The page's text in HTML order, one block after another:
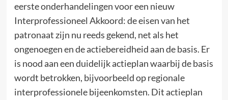
eerste onderhandelingen voor een nieuw
Interprofessioneel Akkoord: de eisen van het
patronaat zijn nu reeds gekend, net als het
ongenoegen en de actiebereidheid aan de basis. Er
is nood aan een duidelijk actieplan waarbij de basis
wordt betrokken, bijvoorbeeld op regionale
interprofessionele bijeenkomsten. Dit actieplan